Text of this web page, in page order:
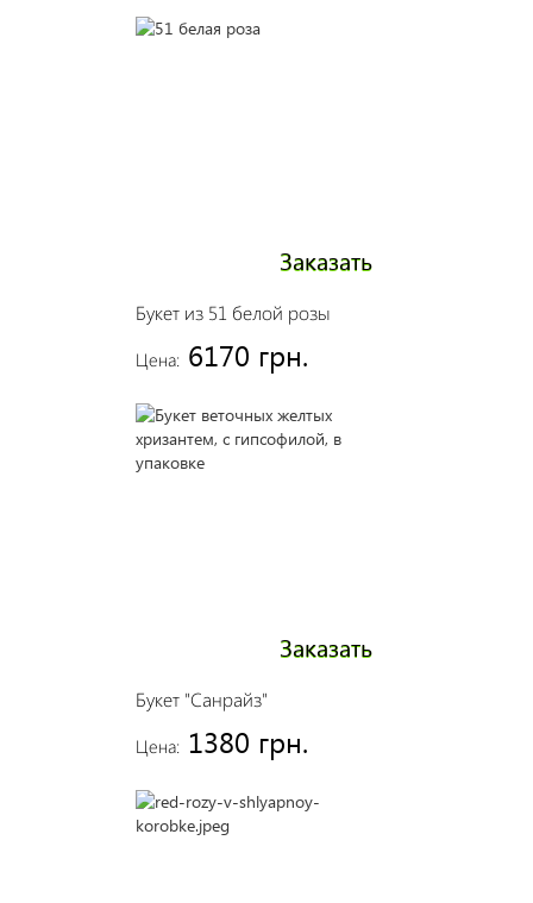
Букет из 51 белой розы
Цена: 6170 грн.
Заказать
Букет "Санрайз"
Цена: 1380 грн.
Заказать